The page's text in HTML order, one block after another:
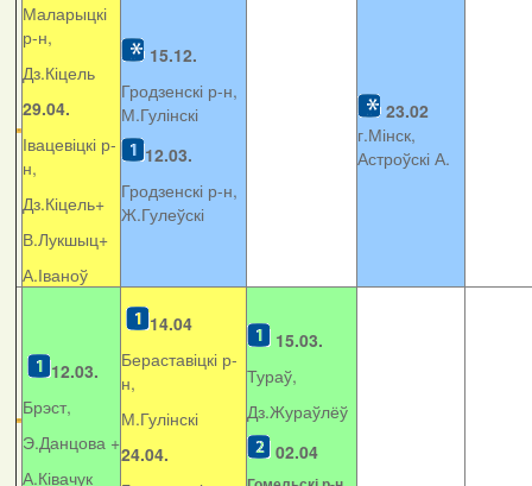
Маларыцкі
р-н,
Дз.Кіцель
29.04.
Івацевіцкі р-
н,
Дз.Кіцель+
В.Лукшыц+
А.Іваноў
15.12.
Гродзенскі р-н,
М.Гулінскі
12.03.
Гродзенскі р-н,
Ж.Гулеўскі
23.02
г.Мінск,
Астроўскі А.
12.03.
Брэст,
Э.Данцова +
А.Ківачук
14.04
Бераставіцкі р-
н,
М.Гулінскі
24.04.
15.03.
Тураў,
Дз.Жураўлёў
02.04